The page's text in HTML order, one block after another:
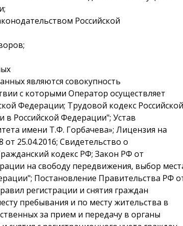
Российской
являются совокупность
с которыми Оператор осуществляет
Федерации; Трудовой кодекс Российской
Российской Федерации"; Устав
имени Т.Ф. Горбачева»; Лицензия на
25.04.2016; Свидетельство о
кодекс РФ; Закон РФ от
на свободу передвижения, выбор
Постановление Правительства РФ
регистрации и снятия граждан
пребывания и по месту жительства в
за прием и передачу в органы